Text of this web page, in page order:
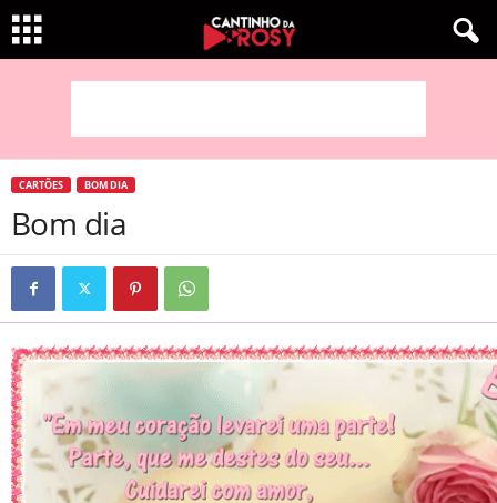
CARTÕES BOM DIA
Bom dia